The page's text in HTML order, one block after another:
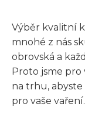
Výběr kvalitní
mnohé z nás
obrovská a
Proto jsme pro
na trhu,
pro vaše vaření.